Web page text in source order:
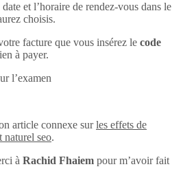
et l’horaire de rendez-vous dans le
choisis.
facture que vous insérez le code
à payer.
l’examen
article connexe surles effets de
naturel seo.
à Rachid Fhaiem pour m’avoir fait